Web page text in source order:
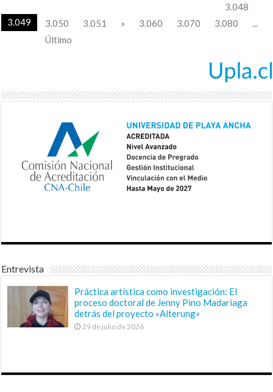
3.048
3.049
3.050 3.051 » 3.060 3.070 3.080
...
Último
Entrevista
Práctica artística como investigación: El
proceso doctoral de Jenny Pino Madariaga
detrás del proyecto «Alterung»
29 de julio de 2026